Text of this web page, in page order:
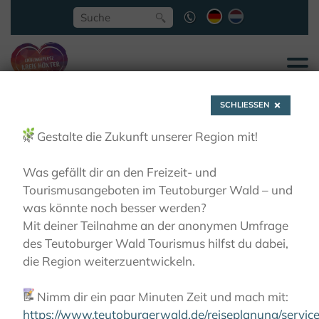
Klöster und ihre
Gärten
AKTIVITÄTEN RADFAHREN
KLOSTER-GARTEN-
ROUTE
KLÖSTER UND IHRE GÄRTEN
SCHLIESSEN
🌿 Gestalte die Zukunft unserer Region mit!
Was gefällt dir an den Freizeit- und
Tourismusangeboten im Teutoburger Wald – und
was könnte noch besser werden?
Mit deiner Teilnahme an der anonymen Umfrage
des Teutoburger Wald Tourismus hilfst du dabei,
die Region weiterzuentwickeln.
📝 Nimm dir ein paar Minuten Zeit und mach mit:
https://www.teutoburgerwald.de/reiseplanung/